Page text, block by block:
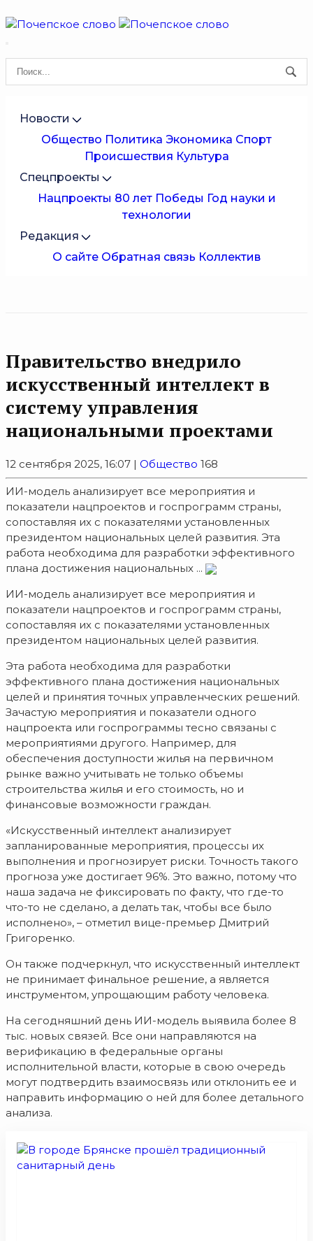
Новости
Общество Политика Экономика Спорт
Происшествия Культура
Спецпроекты
Нацпроекты 80 лет Победы Год науки и
технологии
Редакция
О сайте Обратная связь Коллектив
Правительство внедрило
искусственный интеллект в
систему управления
национальными проектами
12 сентября 2025, 16:07 | Общество 168
ИИ-модель анализирует все мероприятия и
показатели нацпроектов и госпрограмм страны,
сопоставляя их с показателями установленных
президентом национальных целей развития. Эта
работа необходима для разработки эффективного
плана достижения национальных ...
ИИ-модель анализирует все мероприятия и
показатели нацпроектов и госпрограмм страны,
сопоставляя их с показателями установленных
президентом национальных целей развития.
Эта работа необходима для разработки
эффективного плана достижения национальных
целей и принятия точных управленческих решений.
Зачастую мероприятия и показатели одного
нацпроекта или госпрограммы тесно связаны с
мероприятиями другого. Например, для
обеспечения доступности жилья на первичном
рынке важно учитывать не только объемы
строительства жилья и его стоимость, но и
финансовые возможности граждан.
«Искусственный интеллект анализирует
запланированные мероприятия, процессы их
выполнения и прогнозирует риски. Точность такого
прогноза уже достигает 96%. Это важно, потому что
наша задача не фиксировать по факту, что где-то
что-то не сделано, а делать так, чтобы все было
исполнено», – отметил вице-премьер Дмитрий
Григоренко.
Он также подчеркнул, что искусственный интеллект
не принимает финальное решение, а является
инструментом, упрощающим работу человека.
На сегодняшний день ИИ-модель выявила более 8
тыс. новых связей. Все они направляются на
верификацию в федеральные органы
исполнительной власти, которые в свою очередь
могут подтвердить взаимосвязь или отклонить ее и
направить информацию о ней для более детального
анализа.